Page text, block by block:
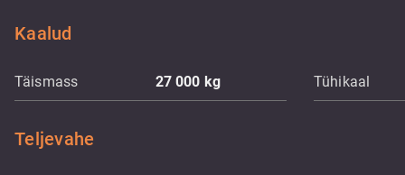
Kaalud
Täismass 27 000 kg Tühikaal
Teljevahe